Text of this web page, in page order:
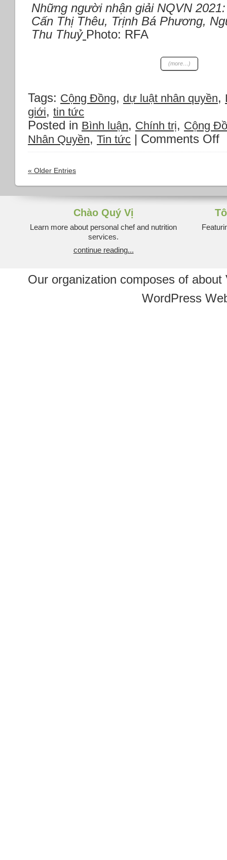
Cộng
Sản”
Những người nhận giải NQVN
Cấn Thị Thêu, Trịnh Bá Phương,
Thu Thuỷ Photo: RFA
(more…)
Tags: Cộng Đồng, dự luật nhân quyền,
giới, tin tức
Posted in Bình luận, Chính trị, Cộng
Nhân Quyền, Tin tức | Comments Off
« Older Entries
Chào Quý Vị
Learn more about personal chef and nutrition
services.
continue reading...
Our organization composes of
WordPress